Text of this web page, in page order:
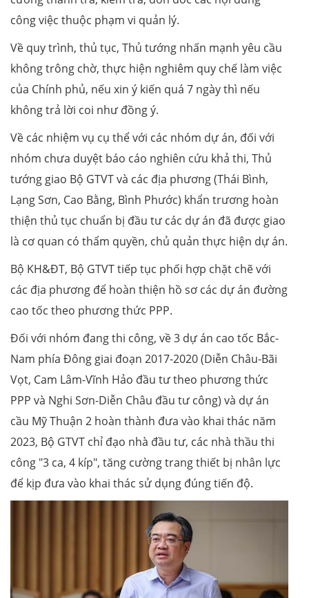
công việc thuộc phạm vi quản lý.
Về quy trình, thủ tục, Thủ tướng nhấn mạnh yêu cầu
không trông chờ, thực hiện nghiêm quy chế làm việc
của Chính phủ, nếu xin ý kiến quá 7 ngày thì nếu
không trả lời coi như đồng ý.
Về các nhiệm vụ cụ thể với các nhóm dự án, đối với
nhóm chưa duyệt báo cáo nghiên cứu khả thi, Thủ
tướng giao Bộ GTVT và các địa phương (Thái Bình,
Lạng Sơn, Cao Bằng, Bình Phước) khẩn trương hoàn
thiện thủ tục chuẩn bị đầu tư các dự án đã được giao
là cơ quan có thẩm quyền, chủ quản thực hiện dự án.
Bộ KH&ĐT, Bộ GTVT tiếp tục phối hợp chặt chẽ với
các địa phương để hoàn thiện hồ sơ các dự án đường
cao tốc theo phương thức PPP.
Đối với nhóm đang thi công, về 3 dự án cao tốc Bắc-
Nam phía Đông giai đoạn 2017-2020 (Diễn Châu-Bãi
Vọt, Cam Lâm-Vĩnh Hảo đầu tư theo phương thức
PPP và Nghi Sơn-Diễn Châu đầu tư công) và dự án
cầu Mỹ Thuận 2 hoàn thành đưa vào khai thác năm
2023, Bộ GTVT chỉ đạo nhà đầu tư, các nhà thầu thi
công "3 ca, 4 kíp", tăng cường trang thiết bị nhân lực
để kịp đưa vào khai thác sử dụng đúng tiến độ.